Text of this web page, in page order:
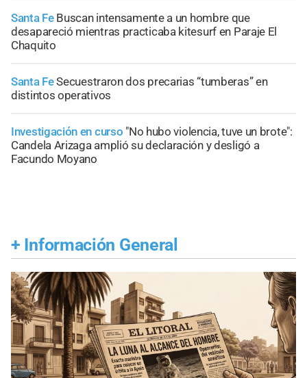
Santa Fe Buscan intensamente a un hombre que
desapareció mientras practicaba kitesurf en Paraje El
Chaquito
Santa FeSecuestraron dos precarias “tumberas” en
distintos operativos
Investigación en curso "No hubo violencia, tuve un brote":
Candela Arizaga amplió su declaración y desligó a
Facundo Moyano
+ Información General